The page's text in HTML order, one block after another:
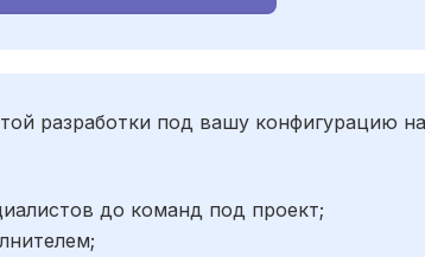
разработки под вашу конфигурацию
до команд под проект;